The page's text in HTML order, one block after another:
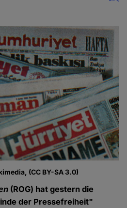
(CC BY-SA 3.0)
(ROG) hat gestern die
der Pressefreiheit"